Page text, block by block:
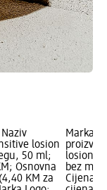
losion
50 ml;
Osnovna
KM za
Marka:
losion
bez
Cijena: